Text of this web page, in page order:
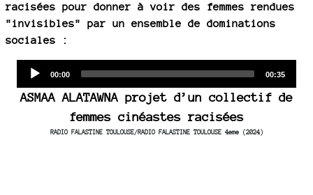
racisées pour donner à voir des femmes rendues
"invisibles" par un ensemble de dominations
sociales :
Audio
Current
00:00
Total
00:35
ASMAA ALATAWNA projet d’un collectif de
femmes cinéastes racisées
RADIO FALASTINE TOULOUSE/RADIO FALASTINE TOULOUSE 4eme (2024)